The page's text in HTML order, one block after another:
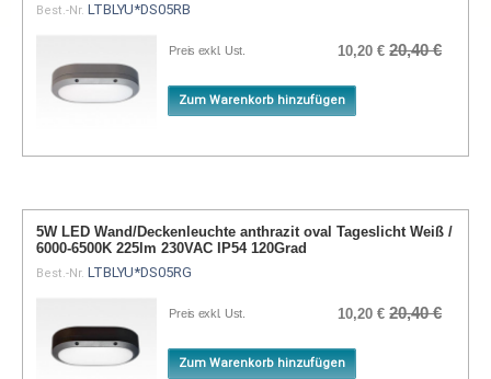
Best.-Nr. LTBLYU*DS05RB
Preis exkl. Ust. 10,20 € 20,40 €
Zum Warenkorb hinzufügen
5W LED Wand/Deckenleuchte anthrazit oval Tageslicht Weiß /
6000-6500K 225lm 230VAC IP54 120Grad
Best.-Nr. LTBLYU*DS05RG
Preis exkl. Ust. 10,20 € 20,40 €
Zum Warenkorb hinzufügen